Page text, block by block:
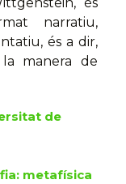
narratiu,
és a dir,
manera de
de
metafísica